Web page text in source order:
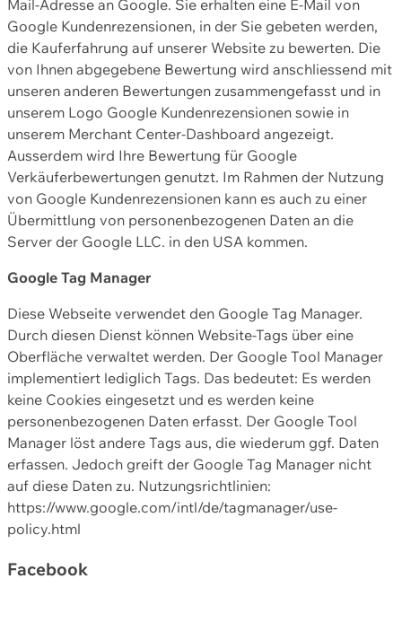
Mail-Adresse an Google. Sie erhalten eine E-Mail von
Google Kundenrezensionen, in der Sie gebeten werden,
die Kauferfahrung auf unserer Website zu bewerten. Die
von Ihnen abgegebene Bewertung wird anschliessend mit
unseren anderen Bewertungen zusammengefasst und in
unserem Logo Google Kundenrezensionen sowie in
unserem Merchant Center-Dashboard angezeigt.
Ausserdem wird Ihre Bewertung für Google
Verkäuferbewertungen genutzt. Im Rahmen der Nutzung
von Google Kundenrezensionen kann es auch zu einer
Übermittlung von personenbezogenen Daten an die
Server der Google LLC. in den USA kommen.
Google Tag Manager
Diese Webseite verwendet den Google Tag Manager.
Durch diesen Dienst können Website-Tags über eine
Oberfläche verwaltet werden. Der Google Tool Manager
implementiert lediglich Tags. Das bedeutet: Es werden
keine Cookies eingesetzt und es werden keine
personenbezogenen Daten erfasst. Der Google Tool
Manager löst andere Tags aus, die wiederum ggf. Daten
erfassen. Jedoch greift der Google Tag Manager nicht
auf diese Daten zu. Nutzungsrichtlinien:
https://www.google.com/intl/de/tagmanager/use-
policy.html
Facebook